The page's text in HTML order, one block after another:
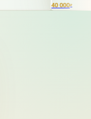
40 000